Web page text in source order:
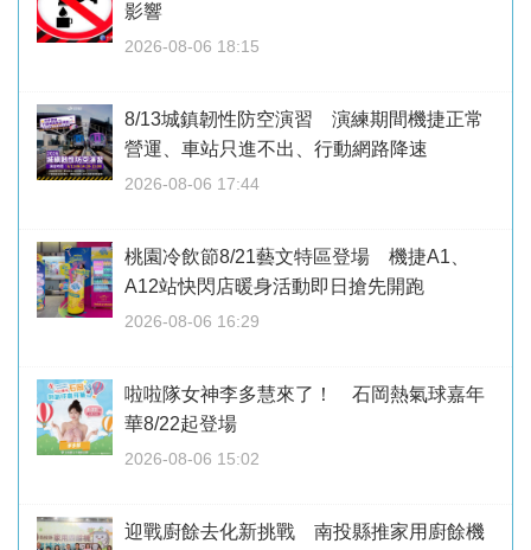
影響
2026-08-06 18:15
8/13城鎮韌性防空演習 演練期間機捷正常
營運、車站只進不出、行動網路降速
2026-08-06 17:44
桃園冷飲節8/21藝文特區登場 機捷A1、
A12站快閃店暖身活動即日搶先開跑
2026-08-06 16:29
啦啦隊女神李多慧來了！ 石岡熱氣球嘉年
華8/22起登場
2026-08-06 15:02
迎戰廚餘去化新挑戰 南投縣推家用廚餘機